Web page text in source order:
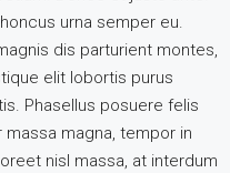
urna semper eu.
dis parturient montes,
elit lobortis purus
Phasellus posuere felis
magna, tempor in
nisl massa, at interdum